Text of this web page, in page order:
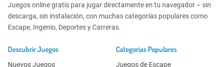
Juegos online gratis para jugar directamente en tu navegador – sin
descarga, sin instalación, con muchas categorías populares como
Escape, Ingenio, Deportes y Carreras.
Descubrir Juegos
Nuevos Juegos
Categorías Populares
Juegos de Escape